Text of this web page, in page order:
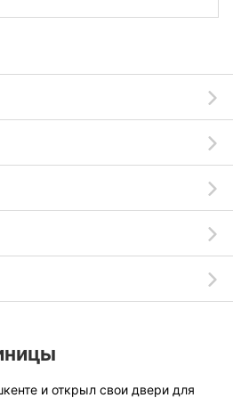
и открыл свои двери для